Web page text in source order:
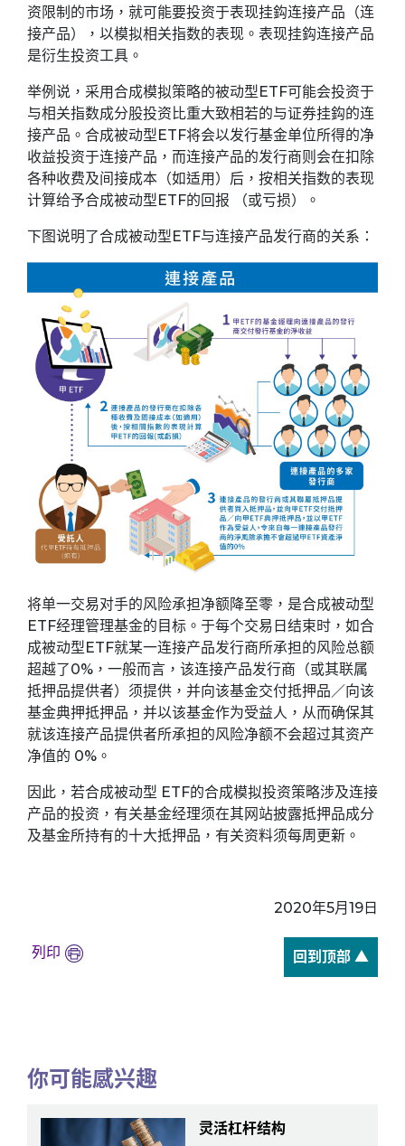
资限制的市场，就可能要投资于表现挂鈎连接产品（连
接产品），以模拟相关指数的表现。表现挂鈎连接产品
是衍生投资工具。
举例说，采用合成模拟策略的被动型ETF可能会投资于
与相关指数成分股投资比重大致相若的与证券挂鈎的连
接产品。合成被动型ETF将会以发行基金单位所得的净
收益投资于连接产品，而连接产品的发行商则会在扣除
各种收费及间接成本（如适用）后，按相关指数的表现
计算给予合成被动型ETF的回报 （或亏损）。
下图说明了合成被动型ETF与连接产品发行商的关系：
将单一交易对手的风险承担净额降至零，是合成被动型
ETF经理管理基金的目标。于每个交易日结束时，如合
成被动型ETF就某一连接产品发行商所承担的风险总额
超越了0%，一般而言，该连接产品发行商（或其联属
抵押品提供者）须提供，并向该基金交付抵押品／向该
基金典押抵押品，并以该基金作为受益人，从而确保其
就该连接产品提供者所承担的风险净额不会超过其资产
净值的 0%。
因此，若合成被动型 ETF的合成模拟投资策略涉及连接
产品的投资，有关基金经理须在其网站披露抵押品成分
及基金所持有的十大抵押品，有关资料须每周更新。
2020年5月19日
列印 回到顶部 ▲
你可能感兴趣
灵活杠杆结构